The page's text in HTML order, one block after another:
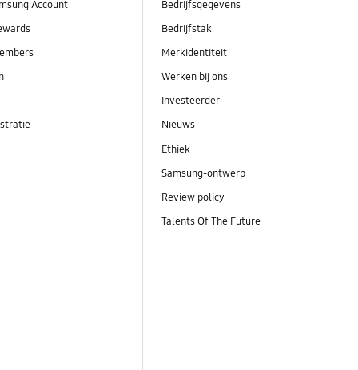
Account
Bedrijfsgegevens
Bedrijfstak
Merkidentiteit
Werken bij ons
Investeerder
Nieuws
Ethiek
Samsung-ontwerp
Review policy
Talents Of The Future